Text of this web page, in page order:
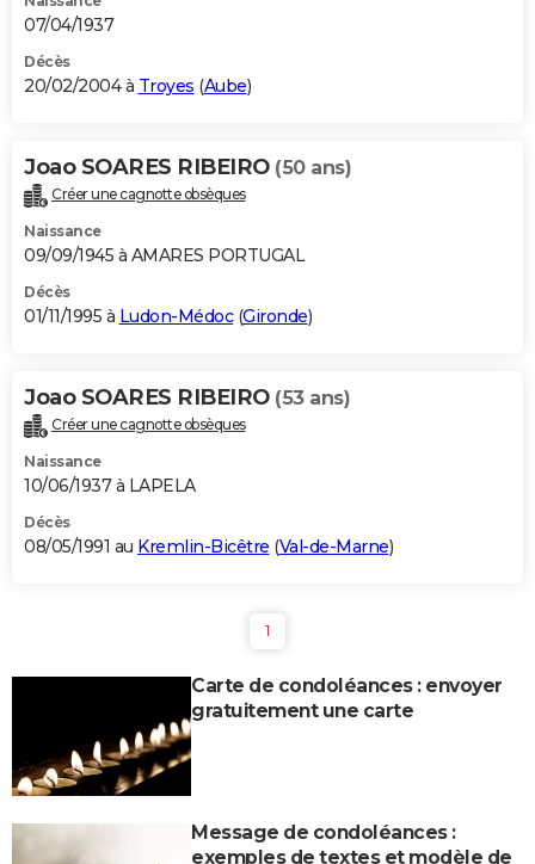
07/04/1937
Décès
20/02/2004 à Troyes (Aube)
Joao SOARES RIBEIRO (50 ans)
Créer une cagnotte obsèques
Naissance
09/09/1945 à AMARES PORTUGAL
Décès
01/11/1995 à Ludon-Médoc(Gironde)
Joao SOARES RIBEIRO (53 ans)
Créer une cagnotte obsèques
Naissance
10/06/1937 à LAPELA
Décès
08/05/1991 au Kremlin-Bicêtre (Val-de-Marne)
1
Carte de condoléances : envoyer
gratuitement une carte
Message de condoléances :
exemples de textes et modèle de